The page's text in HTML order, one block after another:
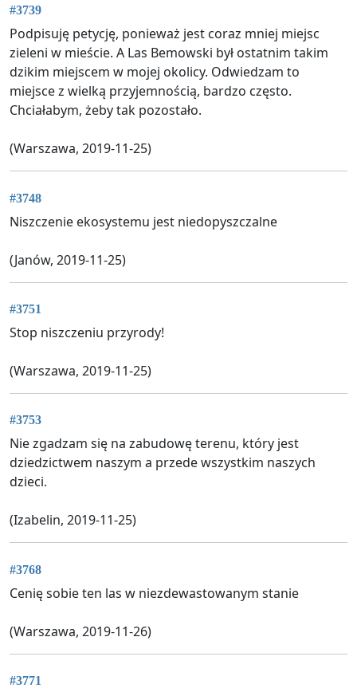
#3739
Podpisuję petycję, ponieważ jest coraz mniej miejsc
zieleni w mieście. A Las Bemowski był ostatnim takim
dzikim miejscem w mojej okolicy. Odwiedzam to
miejsce z wielką przyjemnością, bardzo często.
Chciałabym, żeby tak pozostało.
(Warszawa, 2019-11-25)
#3748
Niszczenie ekosystemu jest niedopyszczalne
(Janów, 2019-11-25)
#3751
Stop niszczeniu przyrody!
(Warszawa, 2019-11-25)
#3753
Nie zgadzam się na zabudowę terenu, który jest
dziedzictwem naszym a przede wszystkim naszych
dzieci.
(Izabelin, 2019-11-25)
#3768
Cenię sobie ten las w niezdewastowanym stanie
(Warszawa, 2019-11-26)
#3771